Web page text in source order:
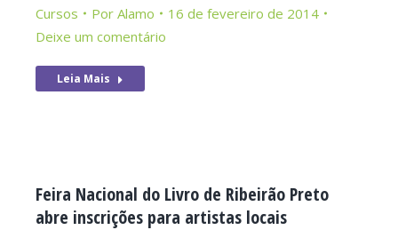
Cursos Por Alamo
16 de fevereiro de 2014
Deixe um comentário
Leia Mais
Feira Nacional do Livro de Ribeirão Preto
abre inscrições para artistas locais